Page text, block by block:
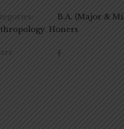
B.A. (Major &
,Honers